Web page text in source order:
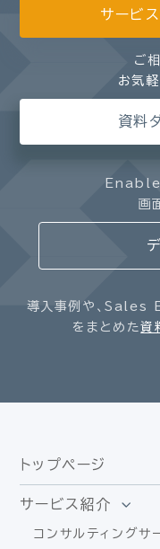
サービ
ご
お気
資料
画
導入事例や、Sales
をまとめた資
トップページ
サービス紹介
コンサルティング